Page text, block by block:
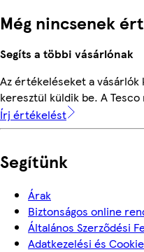
Még nincsenek
Segíts a többi vásárlónak
Az értékeléseket a vásárlók
keresztül küldik be. A
Írj értékelést
Segítünk
Árak
Biztonságos online
Általános Szerződési
Adatkezelési és